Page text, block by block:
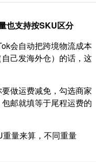
也支持按SKU区分
会自动把跨境物流成本
己发海外仓）的话，这
做运费减免，勾选商家
邮就填等于尾程运费的
量来算，不同重量